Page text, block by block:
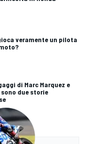
veramente un pilota
di Marc Marquez e
due storie